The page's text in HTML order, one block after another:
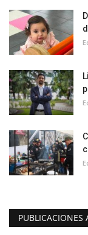
PUBLICACIONES